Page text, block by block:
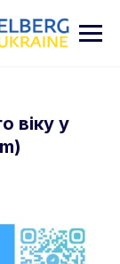
віку у